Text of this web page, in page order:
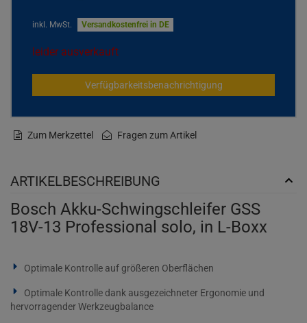
inkl. MwSt. Versandkostenfrei in DE
leider ausverkauft
Verfügbarkeitsbenachrichtigung
Zum Merkzettel Fragen zum Artikel
ARTIKELBESCHREIBUNG
Bosch Akku-Schwingschleifer GSS
18V-13 Professional solo, in L-Boxx
Optimale Kontrolle auf größeren Oberflächen
Optimale Kontrolle dank ausgezeichneter Ergonomie und
hervorragender Werkzeugbalance